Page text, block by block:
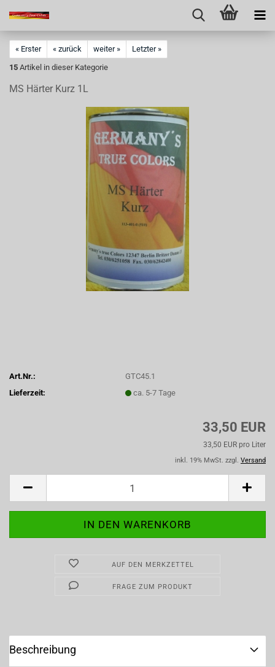
« Erster « zurück weiter »
Letzter »
15 Artikel in dieser Kategorie
MS Härter Kurz 1L
Art.Nr.:
GTC45.1
Lieferzeit:
ca. 5-7 Tage
33,50 EUR
33,50 EUR pro Liter
inkl. 19% MwSt. zzgl. Versand
AUF DEN MERKZETTEL
FRAGE ZUM PRODUKT
Beschreibung